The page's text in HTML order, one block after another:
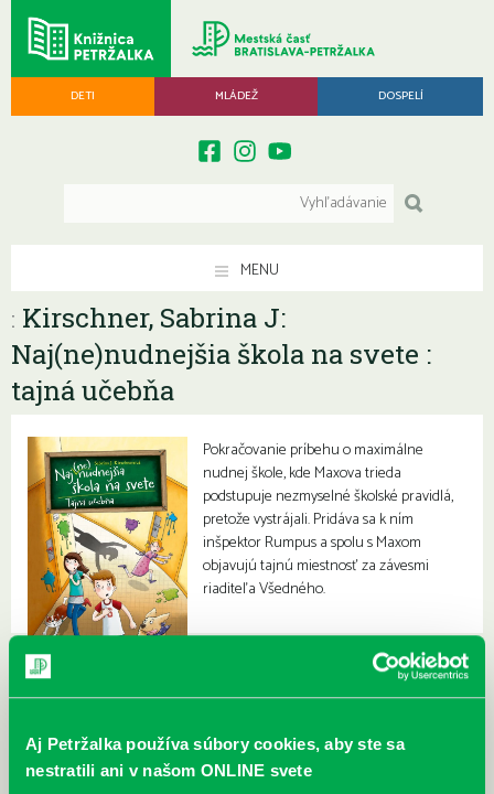
Aj Petržalka používa súbory cookies, aby ste sa
nestratili ani v našom ONLINE svete
DETI MLÁDEŽ DOSPELÍ
MENU
: Kirschner, Sabrina J:
Naj(ne)nudnejšia škola na svete :
tajná učebňa
Pokračovanie príbehu o maximálne
nudnej škole, kde Maxova trieda
podstupuje nezmyselné školské pravidlá,
pretože vystrájali. Pridáva sa k ním
inšpektor Rumpus a spolu s Maxom
objavujú tajnú miestnosť za závesmi
riaditeľa Všedného.